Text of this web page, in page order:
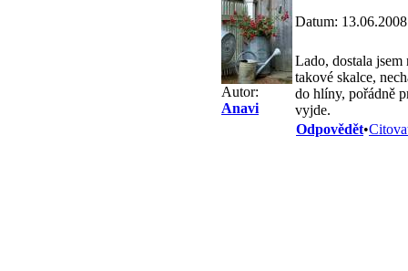
Autor:
Anavi
Datum:
Lado, dostala
takové skalce,
do hlíny, pořádně
vyjde.
Odpovědět•